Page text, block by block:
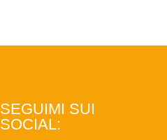
SEGUIMI SUI
SOCIAL: